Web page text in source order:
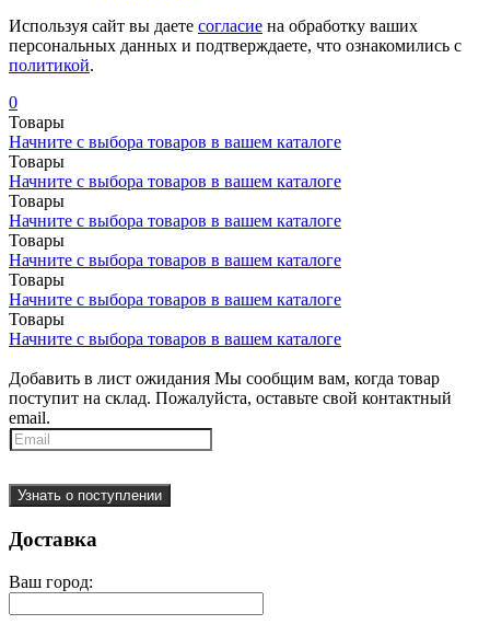
Используя сайт вы даете согласие на обработку ваших
персональных данных и подтверждаете, что ознакомились с
политикой.
0
Товары
Начните с выбора товаров в вашем каталоге
Товары
Начните с выбора товаров в вашем каталоге
Товары
Начните с выбора товаров в вашем каталоге
Товары
Начните с выбора товаров в вашем каталоге
Товары
Начните с выбора товаров в вашем каталоге
Товары
Начните с выбора товаров в вашем каталоге
Добавить в лист ожидания Мы сообщим вам, когда товар
поступит на склад. Пожалуйста, оставьте свой контактный
email.
Узнать о поступлении
Доставка
Ваш город: